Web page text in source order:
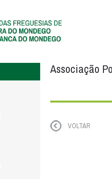
Associação
VOLTAR